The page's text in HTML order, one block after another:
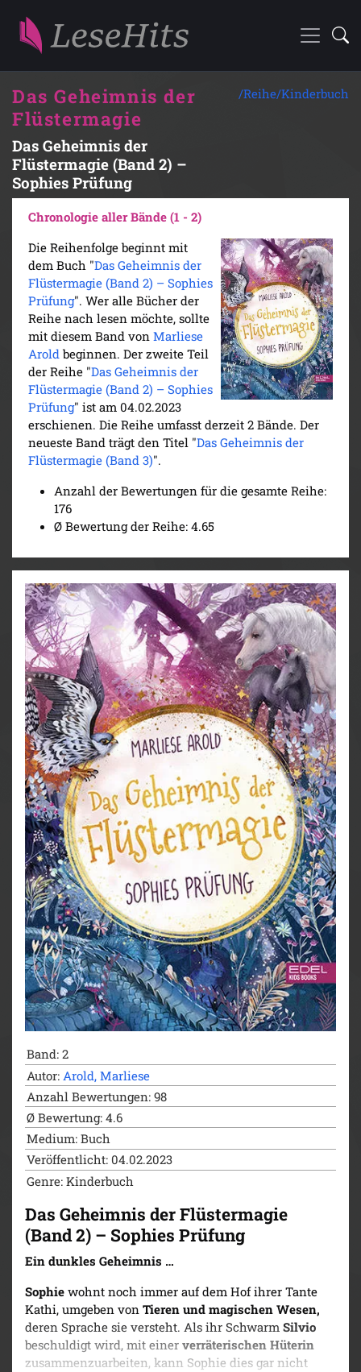
Das Geheimnis der
Flüstermagie
Das Geheimnis der
Flüstermagie (Band 2) –
Sophies Prüfung
/Reihe/Kinderbuch
Chronologie aller Bände (1 - 2)
Die Reihenfolge beginnt mit
dem Buch "Das Geheimnis der
Flüstermagie (Band 2) – Sophies
Prüfung". Wer alle Bücher der
Reihe nach lesen möchte, sollte
mit diesem Band von Marliese
Arold beginnen. Der zweite Teil
der Reihe "Das Geheimnis der
Flüstermagie (Band 2) – Sophies
Prüfung" ist am 04.02.2023
erschienen. Die Reihe umfasst derzeit 2 Bände. Der
neueste Band trägt den Titel "Das Geheimnis der
Flüstermagie (Band 3)".
Anzahl der Bewertungen für die gesamte Reihe:
176
Ø Bewertung der Reihe: 4.65
Band: 2
Autor: Arold, Marliese
Anzahl Bewertungen: 98
Ø Bewertung: 4.6
Medium: Buch
Veröffentlicht: 04.02.2023
Genre: Kinderbuch
Das Geheimnis der Flüstermagie
(Band 2) – Sophies Prüfung
Ein dunkles Geheimnis …
Sophie wohnt noch immer auf dem Hof ihrer Tante
Kathi, umgeben von Tieren und magischen Wesen,
deren Sprache sie versteht. Als ihr Schwarm Silvio
beschuldigt wird, mit einer verräterischen Hüterin
zusammenzuarbeiten, kann Sophie dies gar nicht